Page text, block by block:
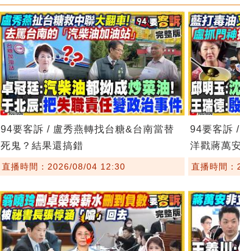
94要客訴 / 盧秀燕轉找台糖&台南當替
死鬼？結果還搞錯
直播時間：2026/08/04 12:30
94要客訴
洋戳蔣萬
直播時間